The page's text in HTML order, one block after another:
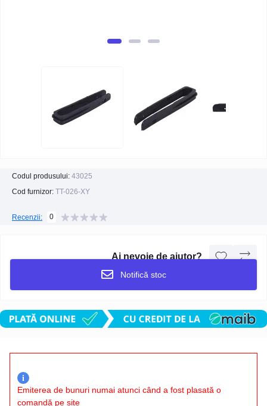
Codul produsului: 43025
Cod furnizor: TT-026-XY
Recenzii: 0
Ai nevoie de ajutor?
Notifică stoc
i
Emiterea de bunuri numai atunci când a fost plasată o
comandă pe site